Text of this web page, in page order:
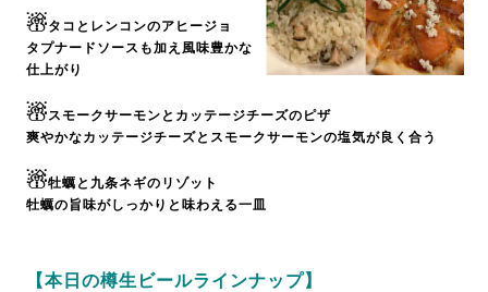
☃タコとレンコンのアヒージョ
タプナードソースも加え風味豊かな
仕上がり
☃スモークサーモンとカッテージチーズのピザ
爽やかなカッテージチーズとスモークサーモンの塩気が良く合う
☃牡蠣と九条ネギのリゾット
牡蠣の旨味がしっかりと味わえる一皿
【本日の樽生ビールラインナップ】